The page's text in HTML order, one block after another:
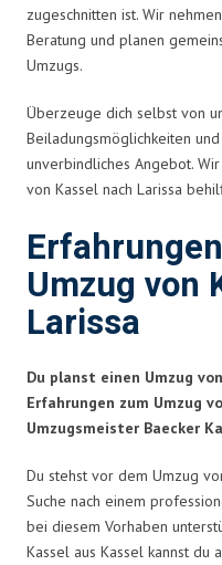
zugeschnitten ist. Wir
Beratung und planen
Umzugs.
Überzeuge dich selbst von
Beiladungsmöglichkeiten
unverbindliches Angebot.
von Kassel nach Larissa
Umzug von
Larissa
Du planst einen Umzug
Erfahrungen zum Umzug
Umzugsmeister Baecker
Du stehst vor dem Umzug
Suche nach einem
bei diesem Vorhaben
Kassel aus Kassel kannst du